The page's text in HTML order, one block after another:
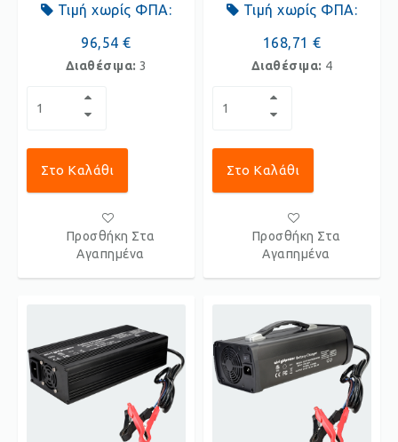
Τιμή χωρίς ΦΠΑ:
96,54 €
Διαθέσιμα: 3
Στο Καλάθι
Προσθήκη Στα
Αγαπημένα
Τιμή χωρίς ΦΠΑ:
168,71 €
Διαθέσιμα: 4
Στο Καλάθι
Προσθήκη Στα
Αγαπημένα